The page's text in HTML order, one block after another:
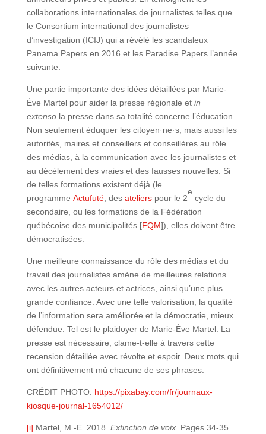
collaborations internationales de journalistes telles que
le Consortium international des journalistes
d’investigation (ICIJ) qui a révélé les scandaleux
Panama Papers en 2016 et les Paradise Papers l’année
suivante.
Une partie importante des idées détaillées par Marie-
Ève Martel pour aider la presse régionale et in
extensola presse dans sa totalité concerne l’éducation.
Non seulement éduquer les citoyen·ne·s, mais aussi les
autorités, maires et conseillers et conseillères au rôle
des médias, à la communication avec les journalistes et
au décèlement des vraies et des fausses nouvelles. Si
de telles formations existent déjà (le
programme Actufuté, des atelierspour le 2
e
cycle du
secondaire, ou les formations de la Fédération
québécoise des municipalités [FQM]), elles doivent être
démocratisées.
Une meilleure connaissance du rôle des médias et du
travail des journalistes amène de meilleures relations
avec les autres acteurs et actrices, ainsi qu’une plus
grande confiance. Avec une telle valorisation, la qualité
de l’information sera améliorée et la démocratie, mieux
défendue. Tel est le plaidoyer de Marie-Ève Martel. La
presse est nécessaire, clame-t-elle à travers cette
recension détaillée avec révolte et espoir. Deux mots qui
ont définitivement mû chacune de ses phrases.
CRÉDIT PHOTO: https://pixabay.com/fr/journaux-
kiosque-journal-1654012/
[i] Martel, M.-E. 2018. Extinction de voix. Pages 34-35.